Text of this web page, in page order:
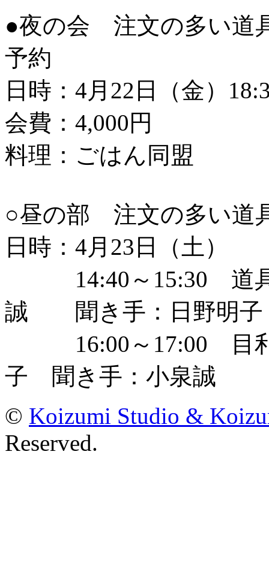
●夜の会 注文の多い道
予約
日時：4月22日（金）
会費：4,000円
料理：ごはん同盟
○昼の部 注文の多い道
日時：4月23日（土）
14:40～15:30 道具
誠 聞き手：日野明子
16:00～17:00 目利
子 聞き手：小泉誠
© Koizumi Studio &
Reserved.